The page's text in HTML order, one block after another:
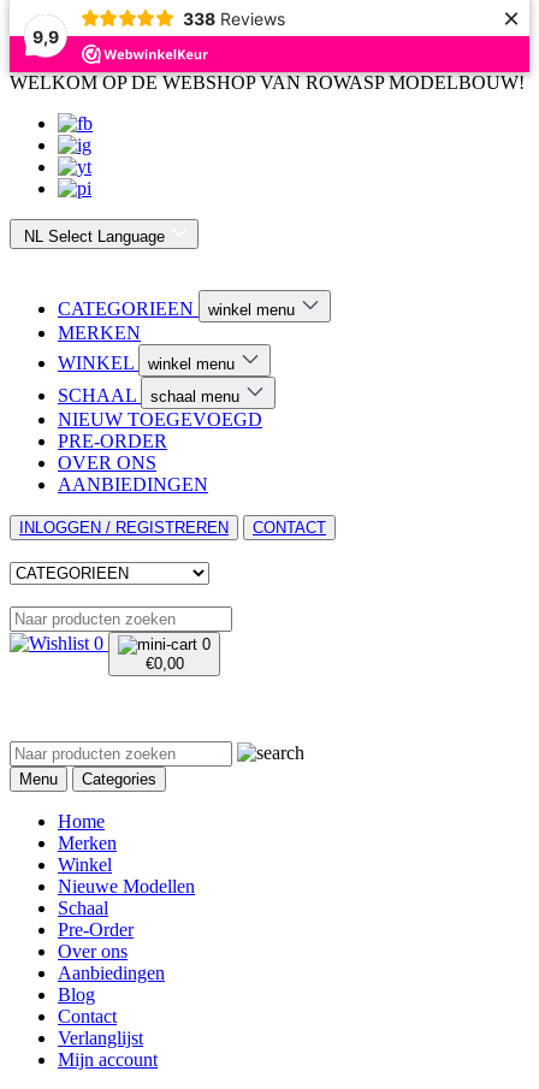
9,9
338 Reviews ×
WELKOM OP DE WEBSHOP VAN ROWASP MODELBOUW!
NL Select Language
CATEGORIEEN winkel menu
MERKEN
WINKEL
winkel menu
SCHAAL schaal menu
NIEUW TOEGEVOEGD
PRE-ORDER
OVER ONS
AANBIEDINGEN
INLOGGEN / REGISTREREN CONTACT
0
0
€0,00
Menu Categories
Home
Merken
Winkel
Nieuwe Modellen
Schaal
Pre-Order
Over ons
Aanbiedingen
Blog
Contact
Verlanglijst
Mijn account